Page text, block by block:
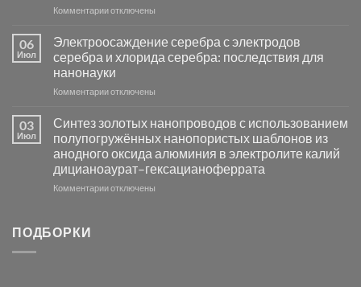
основе
группы
Комментариик
фотокаталитической
активности
Хлорида
Серебра-
в
видимом
свете
с
помощью
модификации
отключены
06
Июл
Электроосаждение серебра с электродов
серебра и хлорида серебра: последствия для
нанонауки
Комментариик
серебра
с
электродов
серебра
и
отключены
03
Июл
Синтез золотых нанопроводов с использованием
полупогружённых нанопористых шаблонов из
анодного оксида алюминия в электролите калий
дицианоаурат–гексацианоферрата
Комментариикотключены
ПОДБОРКИ